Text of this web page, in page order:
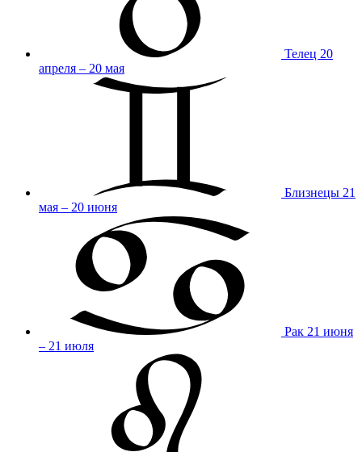
Телец 20
апреля – 20 мая
Близнецы 21
мая – 20 июня
Рак 21 июня
– 21 июля